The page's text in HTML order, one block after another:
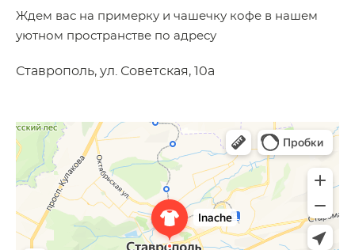
Ждем вас на примерку и чашечку кофе в нашем
уютном пространстве по адресу
Ставрополь, ул. Советская, 10а